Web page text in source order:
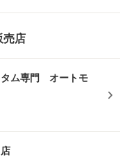
売店
タム専門 オートモ